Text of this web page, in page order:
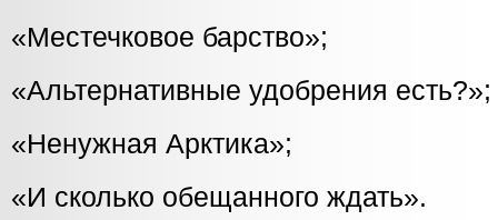
«Местечковое барство»;
«Альтернативные удобрения есть?»;
«Ненужная Арктика»;
«И сколько обещанного ждать».